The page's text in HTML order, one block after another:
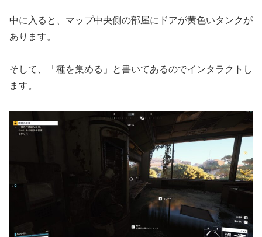
中に入ると、マップ中央側の部屋にドアが黄色いタンクが
あります。
そして、「種を集める」と書いてあるのでインタラクトし
ます。